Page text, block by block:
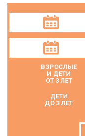
ВЗРОСЛЫЕ
И ДЕТИ
ОТ 3 ЛЕТ
ДЕТИ
ДО 3 ЛЕТ